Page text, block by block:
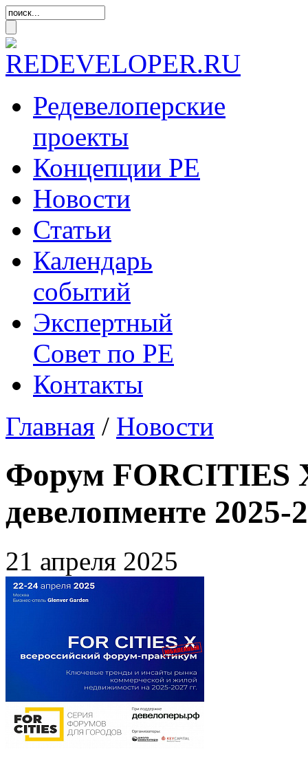
Редевелоперские
проекты
Концепции РЕ
Новости
Статьи
Календарь
событий
Экспертный
Совет по РЕ
Контакты
Главная / Новости
Форум FORCITIES
девелопменте 2025-
21 апреля 2025